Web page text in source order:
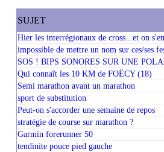
SUJET
Hier les interrégionaux de cross...et on
impossible de mettre un nom sur ces/ses
SOS ! BIPS SONORES SUR UNE
Qui connaît les 10 KM de FOËCY (18)
Semi marathon avant un marathon
sport de substitution
Peut-on s'accorder une semaine de repos
stratégie de course sur marathon ?
Garmin forerunner 50
tendinite pouce pied gauche